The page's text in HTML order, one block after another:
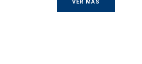
VER MÁS